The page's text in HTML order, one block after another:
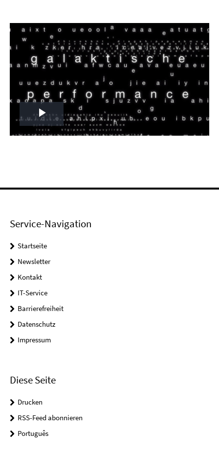
Play
Service-Navigation
Startseite
Newsletter
Kontakt
IT-Service
Barrierefreiheit
Datenschutz
Impressum
Diese Seite
Drucken
RSS-Feed abonnieren
Português